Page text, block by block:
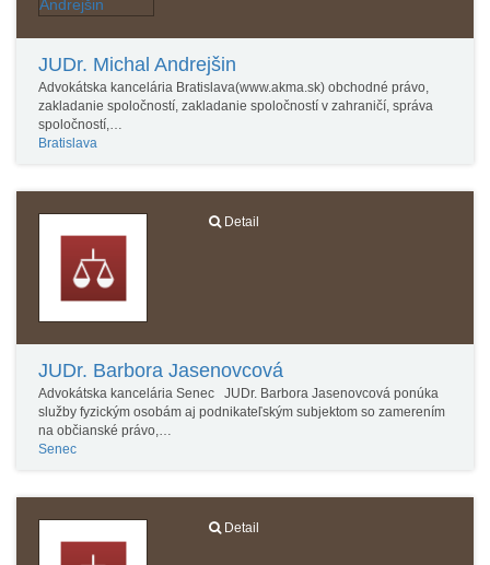
JUDr. Michal Andrejšin
Advokátska kancelária Bratislava(www.akma.sk) obchodné právo,
zakladanie spoločností, zakladanie spoločností v zahraničí, správa
spoločností,…
Bratislava
Detail
JUDr. Barbora Jasenovcová
Advokátska kancelária Senec JUDr. Barbora Jasenovcová ponúka
služby fyzickým osobám aj podnikateľským subjektom so zamerením
na občianské právo,…
Senec
Detail